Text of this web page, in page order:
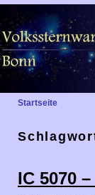
Startseite
IC 5070